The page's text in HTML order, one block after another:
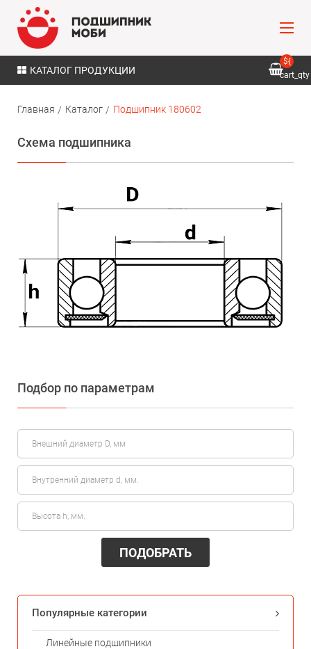
КАТАЛОГ ПРОДУКЦИИ
${
cart_qty
Главная Каталог Подшипник 180602
Схема подшипника
Подбор по параметрам
ПОДОБРАТЬ
Популярные категории
Линейные подшипники